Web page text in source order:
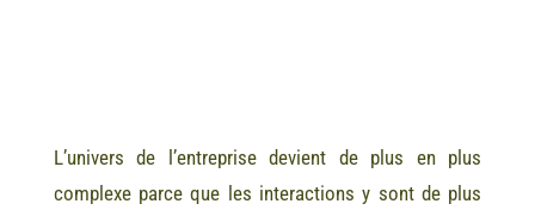
L’univers de l’entreprise devient de plus en plus
complexe parce que les interactions y sont de plus